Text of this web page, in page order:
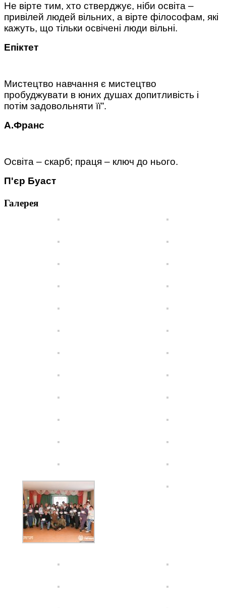
Не вірте тим, хто стверджує, ніби освіта –
привілей людей вільних, а вірте філософам, які
кажуть, що тільки освічені люди вільні.
Епіктет
Мистецтво навчання є мистецтво
пробуджувати в юних душах допитливість і
потім задовольняти її”.
А.Франс
Освіта – скарб; праця – ключ до нього.
П'єр Буаст
Галерея